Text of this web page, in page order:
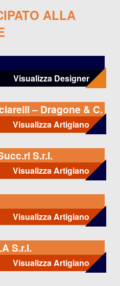
ALLA
Visualizza Designer
– Dragone & C.
Visualizza Artigiano
S.r.l.
Visualizza Artigiano
Visualizza Artigiano
S.r.l.
Visualizza Artigiano